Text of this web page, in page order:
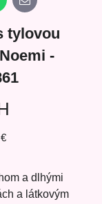
E-
mail
tylovou
-
a dlhými
a látkovým